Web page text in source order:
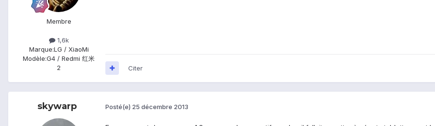
Membre
1,6k
Marque:LG / XiaoMi
Modèle:G4 / Redmi 红米
2
Citer
skywarp Posté(e) 25 décembre 2013